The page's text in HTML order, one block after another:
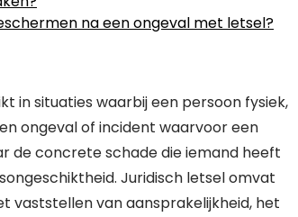
na een ongeval met letsel?
in situaties waarbij een persoon fysiek,
ongeval of incident waarvoor een
de concrete schade die iemand heeft
Juridisch letsel omvat
vaststellen van aansprakelijkheid, het